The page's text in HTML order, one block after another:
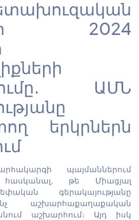
2024
ԱՄՆ
երկրներն
պայմաններում
թե Միացյալ
գերակայությանը
աշխարհաքաղաքական
աշխարհում։ Այդ իսկ